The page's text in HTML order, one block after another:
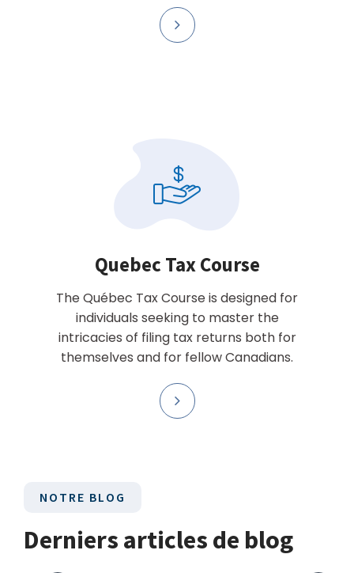
Quebec Tax Course
The Québec Tax Course is designed for
individuals seeking to master the
intricacies of filing tax returns both for
themselves and for fellow Canadians.
NOTRE BLOG
Derniers articles de blog